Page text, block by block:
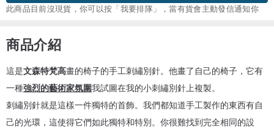
此商品目前沒現貨，你可以按「我要排隊」，當有貨會主動發信通知你
商品介紹
這是文森特梵高畫的椅子的手工刺繡別針。他畫了自己的椅子，它有
一種強烈的藝術家氛圍我試圖在我的小刺繡別針上複製。
刺繡別針就是這樣一件獨特的首飾。我們都知道手工製作的東西有自
己的光環，這使得它們如此獨特和特別。你很難找到完全相同的設